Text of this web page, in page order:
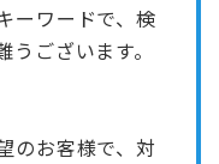
ーワードで、検
ございます。
のお客様で、対